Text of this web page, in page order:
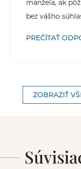
manžela, ak
bez vášho
PREČÍTAŤ
ZOBRAZIŤ